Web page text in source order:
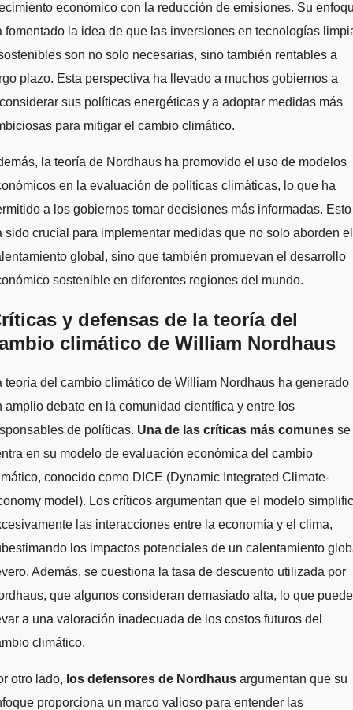
económico con la reducción de emisiones. Su
fomentado la idea de que las inversiones en tecnologías
son no solo necesarias, sino también rentables a
plazo. Esta perspectiva ha llevado a muchos gobiernos a
sus políticas energéticas y a adoptar medidas más
para mitigar el cambio climático.
la teoría de Nordhaus ha promovido el uso de modelos
en la evaluación de políticas climáticas, lo que ha
a los gobiernos tomar decisiones más informadas. Esto
sido crucial para implementar medidas que no solo aborden el
global, sino que también promuevan el desarrollo
sostenible en diferentes regiones del mundo.
y defensas de la teoría del
climático de William Nordhaus
teoría del cambio climático de William Nordhaus ha generado
amplio debate en la comunidad científica y entre los
de políticas. Una de las críticas más comunes se
en su modelo de evaluación económica del cambio
conocido como DICE (Dynamic Integrated Climate-
model). Los críticos argumentan que el modelo
las interacciones entre la economía y el clima,
los impactos potenciales de un calentamiento
Además, se cuestiona la tasa de descuento utilizada por
que algunos consideran demasiado alta, lo que puede
a una valoración inadecuada de los costos futuros del
climático.
otro lado, los defensores de Nordhaus argumentan que su
proporciona un marco valioso para entender las